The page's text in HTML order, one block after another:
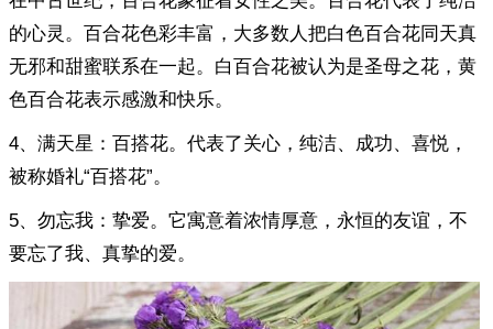
的心灵。百合花色彩丰富，大多数人把白色百合花同天真
无邪和甜蜜联系在一起。白百合花被认为是圣母之花，黄
色百合花表示感激和快乐。
4、满天星：百搭花。代表了关心，纯洁、成功、喜悦，
被称婚礼“百搭花”。
5、勿忘我：挚爱。它寓意着浓情厚意，永恒的友谊，不
要忘了我、真挚的爱。